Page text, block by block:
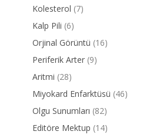
Kolesterol (7)
Kalp Pili (6)
Orjinal Görüntü (16)
Periferik Arter (9)
Aritmi (28)
Miyokard Enfarktüsü (46)
Olgu Sunumları (82)
Editöre Mektup (14)